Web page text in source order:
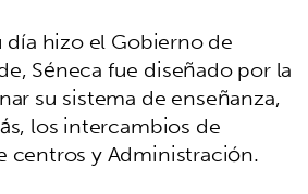
hizo el Gobierno de
Séneca fue diseñado por la
su sistema de enseñanza,
los intercambios de
centros y Administración.